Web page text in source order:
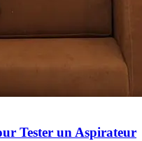
Tester un Aspirateur